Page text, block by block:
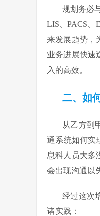
规划务必
LIS、PACS、
来发展趋势，
业务进展快速
入的高效。
二、如
从乙方到
通系统如何实
息科人员大多
会出现沟通以
经过这次
诸实践：